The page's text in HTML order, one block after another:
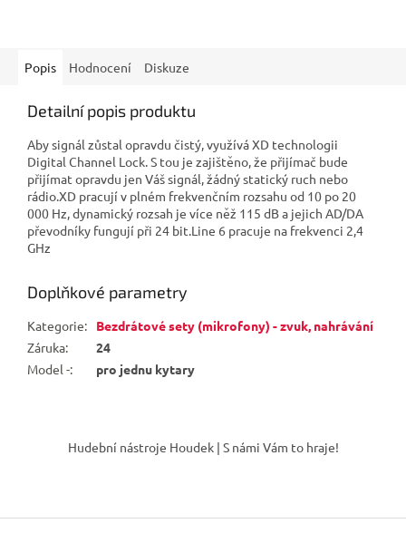
Popis Hodnocení Diskuze
Detailní popis produktu
Aby signál zůstal opravdu čistý, využívá XD technologii
Digital Channel Lock. S tou je zajištěno, že přijímač bude
přijímat opravdu jen Váš signál, žádný statický ruch nebo
rádio.XD pracují v plném frekvenčním rozsahu od 10 po 20
000 Hz, dynamický rozsah je více něž 115 dB a jejich AD/DA
převodníky fungují při 24 bit.Line 6 pracuje na frekvenci 2,4
GHz
Doplňkové parametry
Kategorie:
Bezdrátové sety (mikrofony) - zvuk, nahrávání
Záruka:
24
Model -: pro jednu kytary
í
Hudební nástroje Houdek | S námi Vám to hraje!